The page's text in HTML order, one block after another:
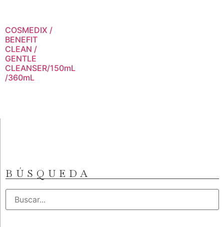
COSMEDIX /
BENEFIT
CLEAN /
GENTLE
CLEANSER/150mL
/360mL
BÚSQUEDA